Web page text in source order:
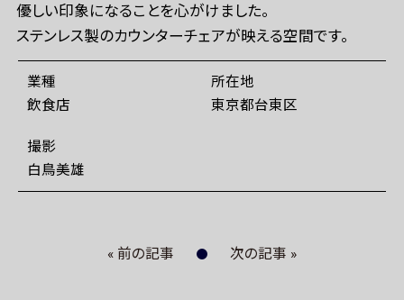
優しい印象になることを心がけました。
ステンレス製のカウンターチェアが映える空間です。
業種
飲食店
所在地
東京都台東区
撮影
白鳥美雄
« 前の記事 次の記事 »